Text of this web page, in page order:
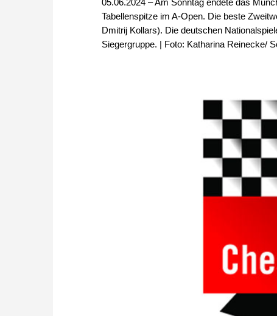
Tabellenspitze im A-Open. Die beste
Dmitrij Kollars). Die deutschen
Siegergruppe. | Foto: Katharina Reinecke/